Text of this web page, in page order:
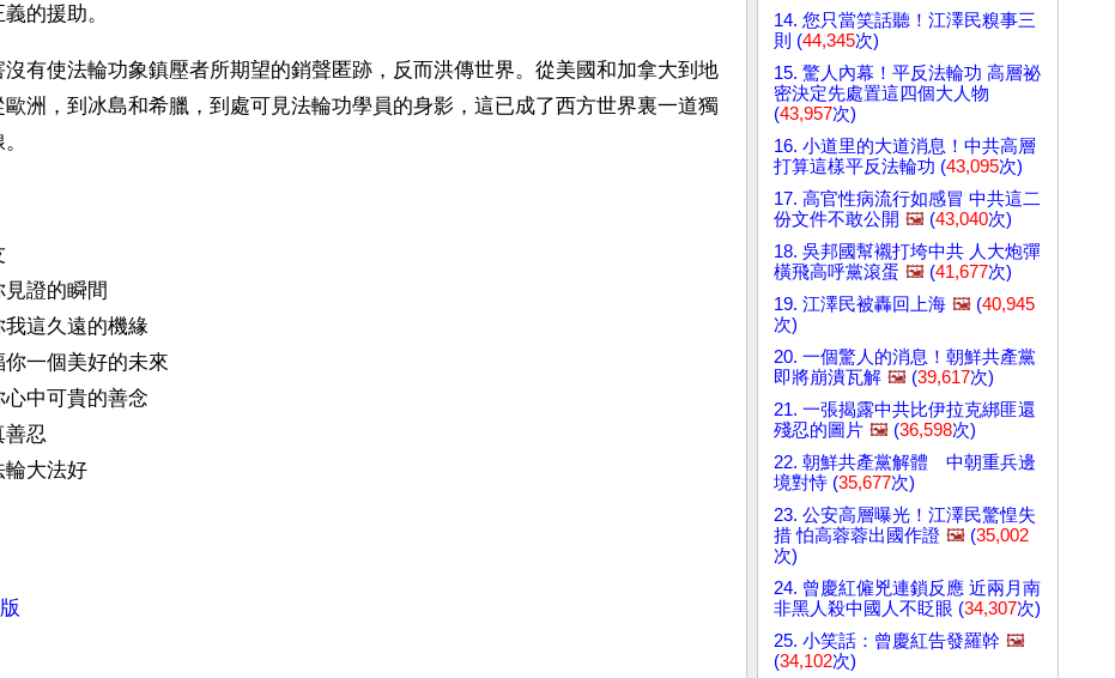
的援助。
沒有使法輪功象鎮壓者所期望的銷聲匿跡，反而洪傳世界。從美國和加拿大到地
洲，到冰島和希臘，到處可見法輪功學員的身影，這已成了西方世界裏一道獨
證的瞬間
這久遠的機緣
一個美好的未來
中可貴的善念
善忍
輪大法好
14. 您只當笑話聽！江澤民糗事三
則 (44,345次)
15. 驚人內幕！平反法輪功 高層祕
密決定先處置這四個大人物
(43,957次)
16. 小道里的大道消息！中共高層
打算這樣平反法輪功 (43,095次)
17. 高官性病流行如感冒 中共這二
份文件不敢公開 🖼️ (43,040次)
18. 吳邦國幫襯打垮中共 人大炮彈
橫飛高呼黨滾蛋 🖼️ (41,677次)
19. 江澤民被轟回上海 🖼️ (40,945
次)
20. 一個驚人的消息！朝鮮共產黨
即將崩潰瓦解 🖼️ (39,617次)
21. 一張揭露中共比伊拉克綁匪還
殘忍的圖片 🖼️ (36,598次)
22. 朝鮮共產黨解體 中朝重兵邊
境對恃 (35,677次)
23. 公安高層曝光！江澤民驚惶失
措 怕高蓉蓉出國作證 🖼️ (35,002
次)
24. 曾慶紅僱兇連鎖反應 近兩月南
非黑人殺中國人不眨眼 (34,307次)
25. 小笑話：曾慶紅告發羅幹 🖼️
(34,102次)